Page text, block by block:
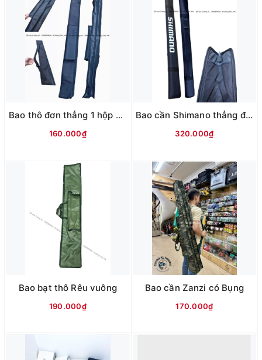
Bao thô đơn thẳng 1 hộp bên HB - 2 ngăn
160.000₫
Bao cần Shimano thẳng đen KY
320.000₫
Bao bạt thô Rêu vuông
190.000₫
Bao cần Zanzi có Bụng
170.000₫